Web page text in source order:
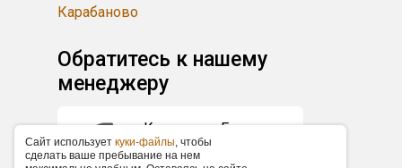
Карабаново
Обратитесь к нашему
менеджеру
Кузнецова Екатерина
+7 (383) 227-87-87
Caйт иcпoльзуeт куки-фaйлы, чтoбы
cдeлaть вaшe пpeбывaниe нa нeм